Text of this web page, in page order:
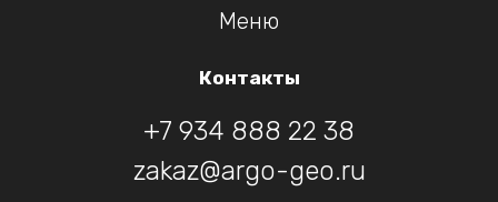
Меню
Контакты
+7 934 888 22 38
zakaz@argo-geo.ru